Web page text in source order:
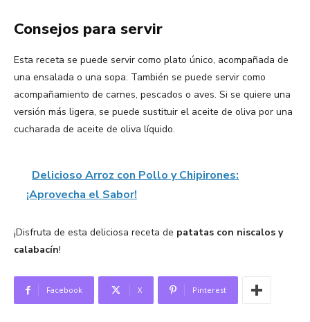
Consejos para servir
Esta receta se puede servir como plato único, acompañada de
una ensalada o una sopa. También se puede servir como
acompañamiento de carnes, pescados o aves. Si se quiere una
versión más ligera, se puede sustituir el aceite de oliva por una
cucharada de aceite de oliva líquido.
Delicioso Arroz con Pollo y Chipirones:
¡Aprovecha el Sabor!
¡Disfruta de esta deliciosa receta de patatas con niscalos y
calabacín!
Facebook X Pinterest